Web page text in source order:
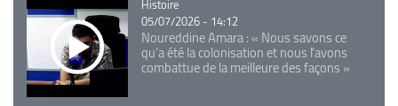
05/07/2026 - 14:12
Noureddine Amara : « Nous savons ce
qu’a été la colonisation et nous l’avons
combattue de la meilleure des façons »